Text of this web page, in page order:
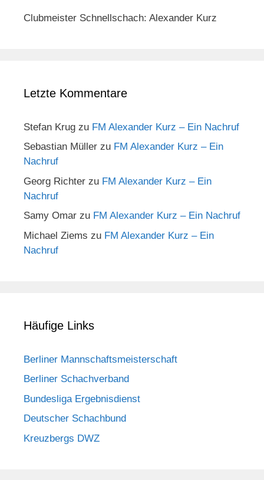
Clubmeister Schnellschach: Alexander Kurz
Letzte Kommentare
Stefan Krug zu FM Alexander Kurz – Ein Nachruf
Sebastian Müller zu FM Alexander Kurz – Ein
Nachruf
Georg Richter zu FM Alexander Kurz – Ein
Nachruf
Samy Omar zu FM Alexander Kurz – Ein Nachruf
Michael Ziems zu FM Alexander Kurz – Ein
Nachruf
Häufige Links
Berliner Mannschaftsmeisterschaft
Berliner Schachverband
Bundesliga Ergebnisdienst
Deutscher Schachbund
Kreuzbergs DWZ